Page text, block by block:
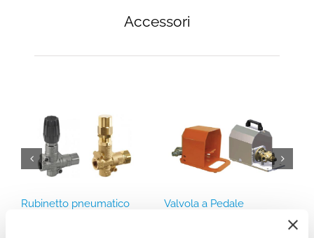
Accessori
Rubinetto pneumatico Valvola a Pedale